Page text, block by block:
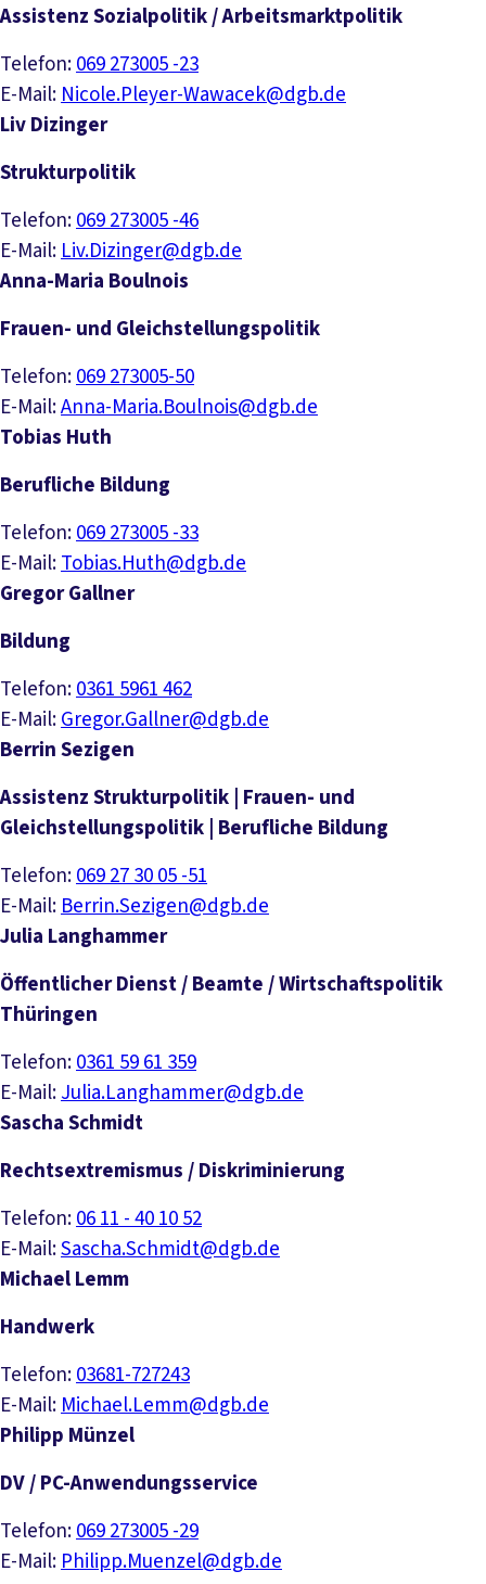
Assistenz Sozialpolitik / Arbeitsmarktpolitik
Telefon:069 273005 -23
E-Mail:Nicole.Pleyer-Wawacek@dgb.de
Liv Dizinger
Strukturpolitik
Telefon:069 273005 -46
E-Mail:Liv.Dizinger@dgb.de
Anna-Maria Boulnois
Frauen- und Gleichstellungspolitik
Telefon:069 273005-50
E-Mail:Anna-Maria.Boulnois@dgb.de
Tobias Huth
Berufliche Bildung
Telefon:069 273005 -33
E-Mail:Tobias.Huth@dgb.de
Gregor Gallner
Bildung
Telefon:0361 5961 462
E-Mail:Gregor.Gallner@dgb.de
Berrin Sezigen
Assistenz Strukturpolitik | Frauen- und
Gleichstellungspolitik | Berufliche Bildung
Telefon:069 27 30 05 -51
E-Mail:Berrin.Sezigen@dgb.de
Julia Langhammer
Öffentlicher Dienst / Beamte / Wirtschaftspolitik
Thüringen
Telefon:0361 59 61 359
E-Mail:Julia.Langhammer@dgb.de
Sascha Schmidt
Rechtsextremismus / Diskriminierung
Telefon:06 11 - 40 10 52
E-Mail:Sascha.Schmidt@dgb.de
Michael Lemm
Handwerk
Telefon:03681-727243
E-Mail:Michael.Lemm@dgb.de
Philipp Münzel
DV / PC-Anwendungsservice
Telefon:069 273005 -29
E-Mail:Philipp.Muenzel@dgb.de